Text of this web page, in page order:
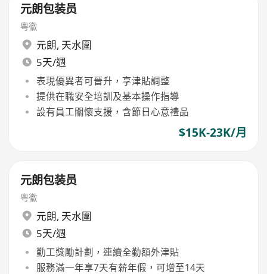
元朗包装员
粤徽
元朗, 天水圍
5天/週
表現優異者可晉升，享津貼調整
提供在職安全培訓及基本操作指導
設有員工關懷支援，含節日心意禮品
$15K-23K/月
元朗包装员
粤徽
元朗, 天水圍
5天/週
勤工獎勵計劃，連續全勤額外津貼
服務滿一年享7天有薪年假，可增至14天